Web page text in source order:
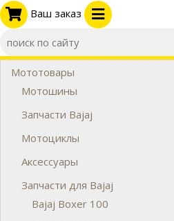
Ваш заказ
Мототовары
Мотошины
Запчасти Bajaj
Мотоциклы
Аксессуары
Запчасти для Bajaj
Bajaj Boxer 100